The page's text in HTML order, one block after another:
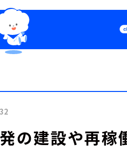
Podcast
の建設や再稼